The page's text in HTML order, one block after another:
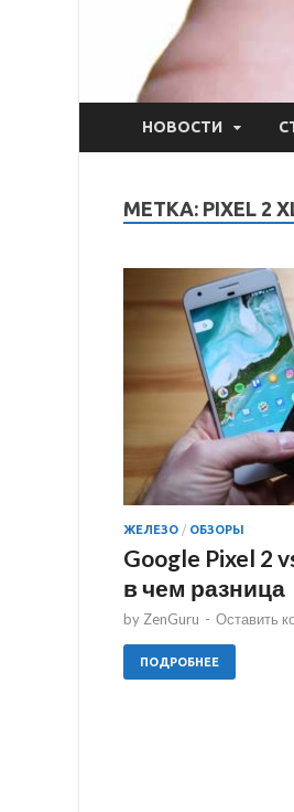
НОВОСТИ
МЕТКА: PIXEL 2
ЖЕЛЕЗО / ОБЗОРЫ
Google Pixel 2
в чем разница
by ZenGuru - Оставить
ПОДРОБНЕЕ